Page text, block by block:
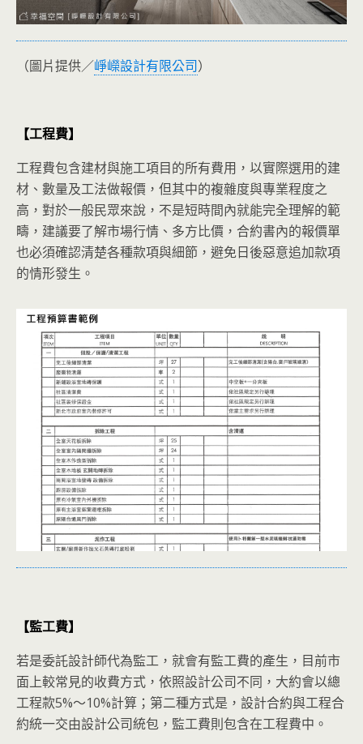
（圖片提供／崢嶸設計有限公司）
【工程費】
工程費包含建材與施工項目的所有費用，以實際選用的建
材、數量及工法做報價，但其中的複雜度與專業程度之
高，對於一般民眾來說，不是短時間內就能完全理解的範
疇，建議要了解市場行情、多方比價，合約書內的報價單
也必須確認清楚各種款項與細節，避免日後惡意追加款項
的情形發生。
【監工費】
若是委託設計師代為監工，就會有監工費的產生，目前市
面上較常見的收費方式，依照設計公司不同，大約會以總
工程款5%～10%計算；第二種方式是，設計合約與工程合
約統一交由設計公司統包，監工費則包含在工程費中。